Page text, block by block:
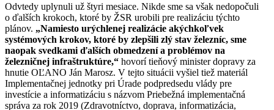
Odvtedy uplynuli už štyri mesiace. Nikde sme sa však nedopočuli
o ďalších krokoch, ktoré by ŽSR urobili pre realizáciu týchto
plánov. „Namiesto urýchlenej realizácie akýchkoľvek
systémových krokov, ktoré by zlepšili zlý stav železníc, sme
naopak svedkami ďalších obmedzení a problémov na
železničnej infraštruktúre,“ hovorí tieňový minister dopravy za
hnutie OĽANO Ján Marosz. V tejto situácii vyšiel tiež materiál
Implementačnej jednotky pri Úrade podpredsedu vlády pre
investície a informatizáciu s názvom Priebežná implementačná
správa za rok 2019 (Zdravotníctvo, doprava, informatizácia,